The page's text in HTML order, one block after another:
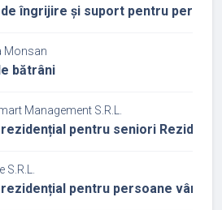
îngrijire și suport pentru
Monsan
bătrâni
Management S.R.L.
pentru seniori
pentru persoane